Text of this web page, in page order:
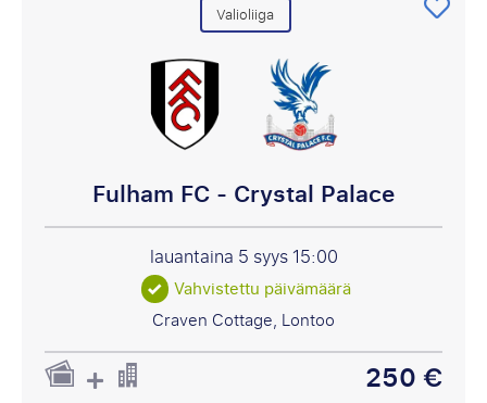
Valioliiga
Fulham FC - Crystal Palace
lauantaina 5 syys15:00
Vahvistettu päivämäärä
Craven Cottage, Lontoo
250 €